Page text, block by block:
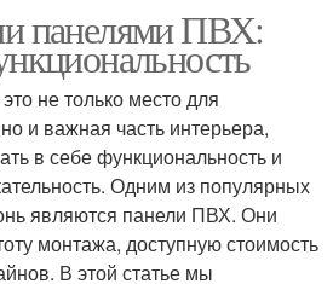
панелями ПВХ:
не только место для
и важная часть интерьера,
в себе функциональность и
Одним из популярных
являются панели ПВХ. Они
монтажа, доступную стоимость
В этой статье мы